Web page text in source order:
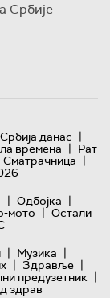
Србије
Србија данас |
времена | Рат
Сматрачница |
| Одбојка |
мото | Остали
| Музика |
| Здравље |
предузетник |
здрав